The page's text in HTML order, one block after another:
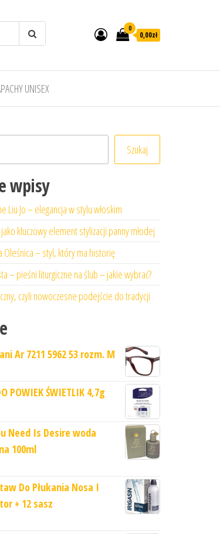
0
0,00zł
UNISEX
Szukaj
wpisy
Liu Jo – elegancja w stylu włoskim
kluczowy element stylizacji panny młodej
Oleśnica – styl, który ma historię
– pieśni liturgiczne na ślub – jakie wybrać?
czyli nowoczesne podejście do tradycji
Ar 7211 5962 53 rozm. M
POWIEK ŚWIETLIK 4,7g
Need Is Desire woda
100ml
Do Płukania Nosa I
+ 12 sasz